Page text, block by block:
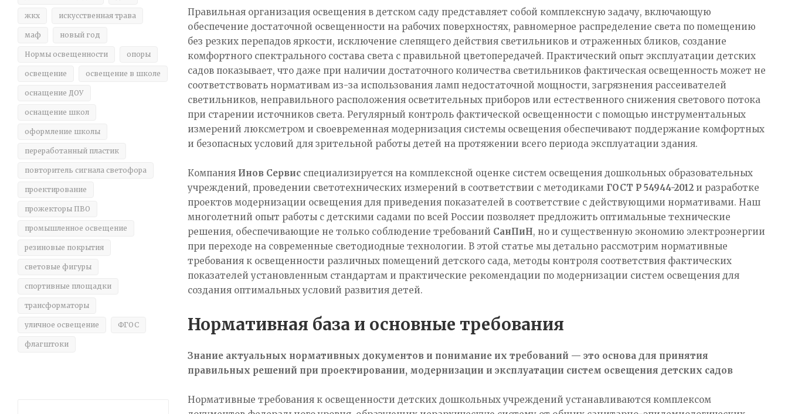
Правильная организация освещения в детском саду представляет собой комплексную задачу, включающую
обеспечение достаточной освещенности на рабочих поверхностях, равномерное распределение света по помещению
без резких перепадов яркости, исключение слепящего действия светильников и отраженных бликов, создание
комфортного спектрального состава света с правильной цветопередачей. Практический опыт эксплуатации детских
садов показывает, что даже при наличии достаточного количества светильников фактическая освещенность может не
соответствовать нормативам из-за использования ламп недостаточной мощности, загрязнения рассеивателей
светильников, неправильного расположения осветительных приборов или естественного снижения светового потока
при старении источников света. Регулярный контроль фактической освещенности с помощью инструментальных
измерений люксметром и своевременная модернизация системы освещения обеспечивают поддержание комфортных
и безопасных условий для зрительной работы детей на протяжении всего периода эксплуатации здания.
Компания Инов Сервис специализируется на комплексной оценке систем освещения дошкольных образовательных
учреждений, проведении светотехнических измерений в соответствии с методиками ГОСТ Р 54944-2012 и разработке
проектов модернизации освещения для приведения показателей в соответствие с действующими нормативами. Наш
многолетний опыт работы с детскими садами по всей России позволяет предложить оптимальные технические
решения, обеспечивающие не только соблюдение требований СанПиН, но и существенную экономию электроэнергии
при переходе на современные светодиодные технологии. В этой статье мы детально рассмотрим нормативные
требования к освещенности различных помещений детского сада, методы контроля соответствия фактических
показателей установленным стандартам и практические рекомендации по модернизации систем освещения для
создания оптимальных условий развития детей.
Нормативная база и основные требования
Знание актуальных нормативных документов и понимание их требований — это основа для принятия
правильных решений при проектировании, модернизации и эксплуатации систем освещения детских садов
Нормативные требования к освещенности детских дошкольных учреждений устанавливаются комплексом
жкх искусственная трава
маф новый год
Нормы освещенности опоры
освещение освещение в школе
оснащение ДОУ
оснащение школ
оформление школы
переработанный пластик
повторитель сигнала светофора
проектирование
прожекторы ПВО
промышленное освещение
резиновые покрытия
световые фигуры
спортивные площадки
трансформаторы
уличное освещение ФГОС
флагштоки